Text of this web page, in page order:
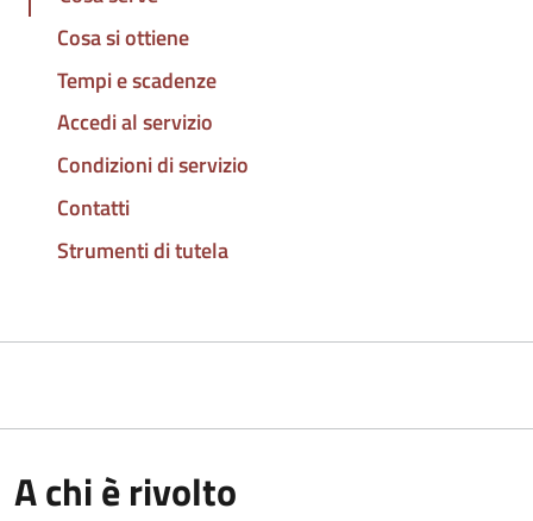
Cosa si ottiene
Tempi e scadenze
Accedi al servizio
Condizioni di servizio
Contatti
Strumenti di tutela
A chi è rivolto